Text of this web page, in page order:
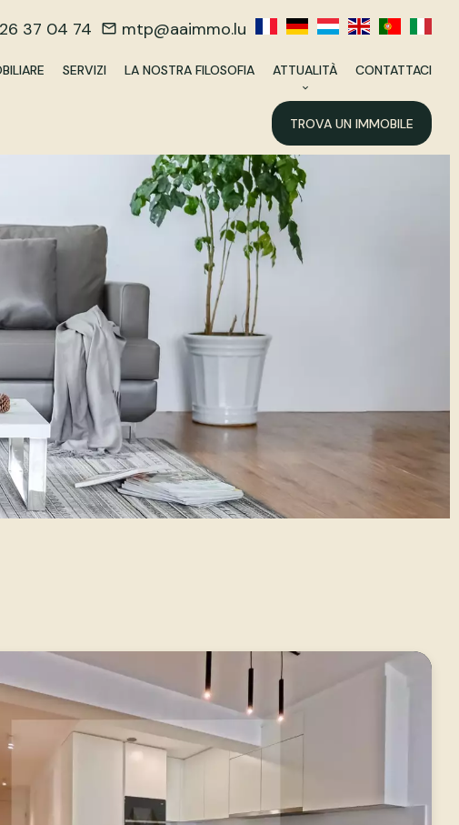
37 04 74 mtp@aaimmo.lu
SERVIZI LA NOSTRA FILOSOFIA ATTUALITÀ CONTATTACI
TROVA UN IMMOBILE